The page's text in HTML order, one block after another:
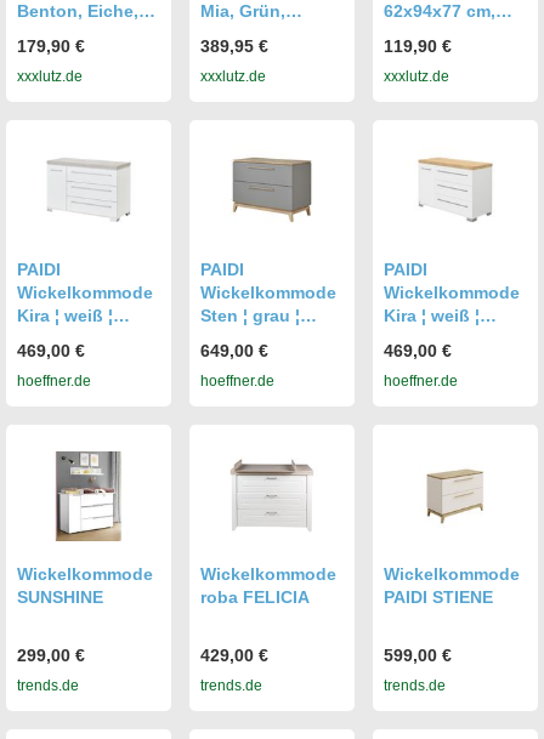
Benton, Eiche,
Schublade(n)
Schubladen,
n & Zubehör,
Wickelkommode
179,90 €
xxxlutz.de
Mia, Grün,
3 Schublade(n)
Schubladen,
Wickelkommode
n & Zubehör,
Wickelkommode
389,95 €
xxxlutz.de
62x94x77 cm,
Wickelkommode
n & Zubehör,
119,90 €
xxxlutz.de
PAIDI
Wickelkommode
Kira ¦ weiß ¦
135,3 H: 90,3 T:
55.6
469,00 €
hoeffner.de
PAIDI
Wickelkommode
Sten ¦ grau ¦
123,3 H: 92,2 T:
57.1
649,00 €
hoeffner.de
PAIDI
Wickelkommode
Kira ¦ weiß ¦
135,3 H: 90,3 T:
55.6
469,00 €
hoeffner.de
Wickelkommode
SUNSHINE
299,00 €
trends.de
Wickelkommode
roba FELICIA
429,00 €
trends.de
Wickelkommode
PAIDI STIENE
599,00 €
trends.de